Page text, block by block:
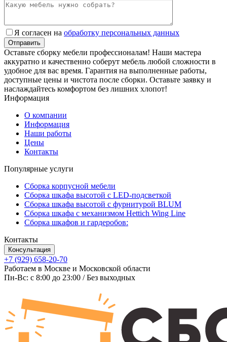
Я согласен на обработку персональных данных
Оставьте сборку мебели профессионалам! Наши мастера
аккуратно и качественно соберут мебель любой сложности в
удобное для вас время. Гарантия на выполненные работы,
доступные цены и чистота после сборки. Оставьте заявку и
наслаждайтесь комфортом без лишних хлопот!
Информация
О компании
Информация
Наши работы
Цены
Контакты
Популярные услуги
Сборка корпусной мебели
Сборка шкафа высотой с LED-подсветкой
Сборка шкафа высотой с фурнитурой BLUM
Сборка шкафа с механизмом Hettich Wing Line
Сборка шкафов и гардеробов:
Контакты
Консультация
+7 (929) 658-20-70
Работаем в Москве и Московской области
Пн-Вс: c 8:00 до 23:00 / Без выходных